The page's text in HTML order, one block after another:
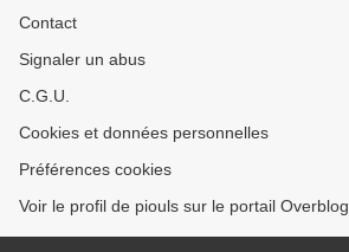
Contact
Signaler un abus
C.G.U.
Cookies et données personnelles
Préférences cookies
Voir le profil de piouls sur le portail Overblog